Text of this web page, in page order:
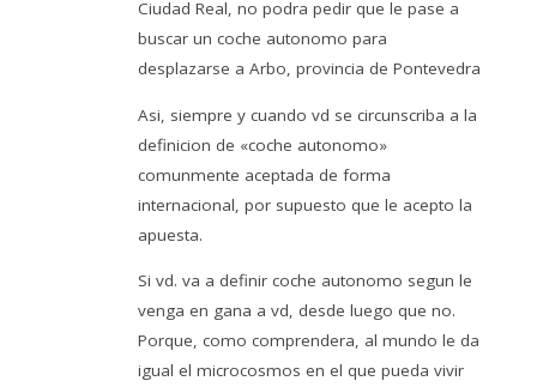
Ciudad Real, no podra pedir que le pase a
buscar un coche autonomo para
desplazarse a Arbo, provincia de Pontevedra
Asi, siempre y cuando vd se circunscriba a la
definicion de «coche autonomo»
comunmente aceptada de forma
internacional, por supuesto que le acepto la
apuesta.
Si vd. va a definir coche autonomo segun le
venga en gana a vd, desde luego que no.
Porque, como comprendera, al mundo le da
igual el microcosmos en el que pueda vivir